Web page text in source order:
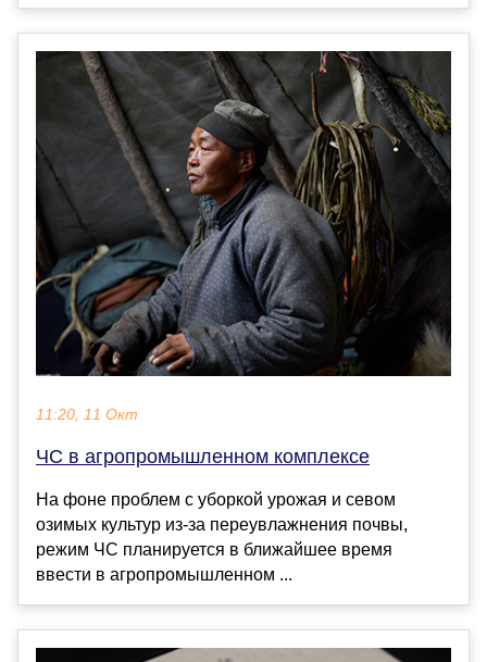
11:20, 11 Окт
ЧС в агропромышленном комплексе
На фоне проблем с уборкой урожая и севом
озимых культур из-за переувлажнения почвы,
режим ЧС планируется в ближайшее время
ввести в агропромышленном ...